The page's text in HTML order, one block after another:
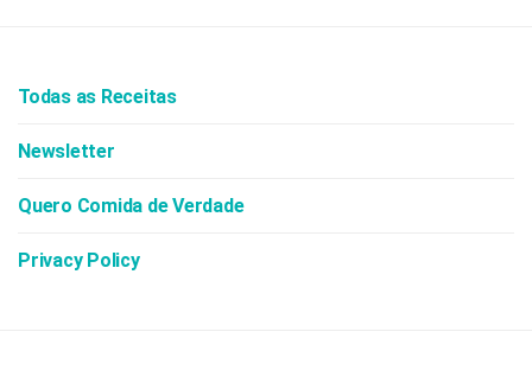
Todas as Receitas
Newsletter
Quero Comida de Verdade
Privacy Policy